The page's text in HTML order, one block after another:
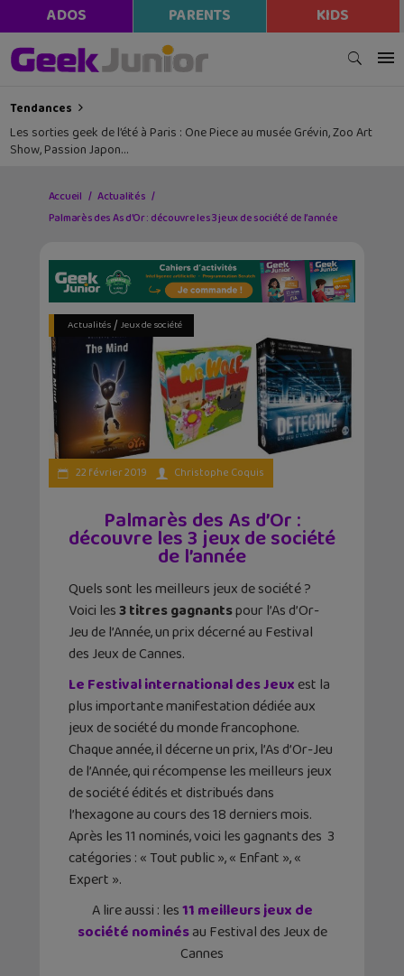
ADOS PARENTS KIDS
Tendances
Les sorties geek de l’été à Paris : One Piece au musée Grévin, Zoo Art
Show, Passion Japon…
Accueil
Actualités
Palmarès des As d’Or : découvre les 3 jeux de société de l’année
Actualités/ Jeux de société
22 février 2019 Christophe Coquis
Palmarès des As d’Or :
découvre les 3 jeux de société
de l’année
Quels sont les meilleurs jeux de société ?
Voici les3 titres gagnantspour l’As d’Or-
Jeu de l’Année, un prix décerné au Festival
des Jeux de Cannes.
Le Festival international des Jeux est la
plus importante manifestation dédiée aux
jeux de société du monde francophone.
Chaque année, il décerne un prix, l’As d’Or-Jeu
de l’Année, qui récompense les meilleurs jeux
de société édités et distribués dans
l’hexagone au cours des 18 derniers mois.
Après les 11 nominés, voici les gagnants des 3
catégories : « Tout public », « Enfant », «
Expert ».
A lire aussi : les11 meilleurs jeux de
société nominésau Festival des Jeux de
Cannes